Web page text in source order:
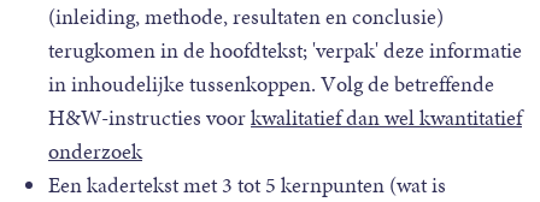
(inleiding, methode, resultaten en conclusie)
terugkomen in de hoofdtekst; 'verpak' deze informatie
in inhoudelijke tussenkoppen. Volg de betreffende
H&W-instructies voorkwalitatief dan wel kwantitatief
onderzoek
Een kadertekst met 3 tot 5 kernpunten (wat is